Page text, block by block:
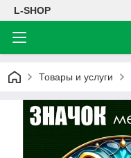
L-SHOP
Товары и услуги